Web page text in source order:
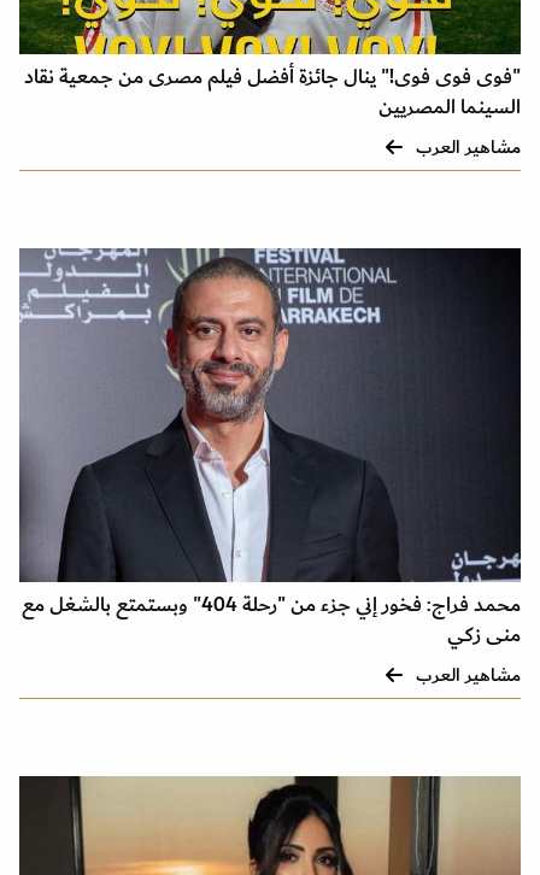
"فوى فوى فوى!" ينال جائزة أفضل فيلم مصرى من جمعية نقاد
السينما المصريين
مشاهير العرب
محمد فراج: فخور إني جزء من "رحلة 404" وبستمتع بالشغل مع
منى زكي
مشاهير العرب